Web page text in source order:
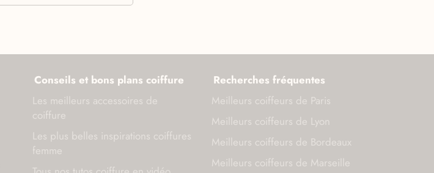
Conseils et bons plans coiffure
Les meilleurs accessoires de
coiffure
Les plus belles inspirations coiffures
femme
Recherches fréquentes
Meilleurs coiffeurs de Paris
Meilleurs coiffeurs de Lyon
Meilleurs coiffeurs de Bordeaux
Meilleurs coiffeurs de Marseille